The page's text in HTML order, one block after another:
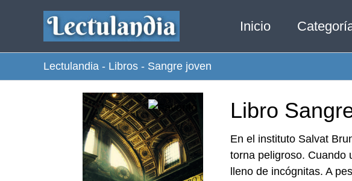
contenido
Inicio
Lectulandia - Libros - Sangre joven
Libro
En el instituto Salvat
torna peligroso. Cuando
lleno de incógnitas. A